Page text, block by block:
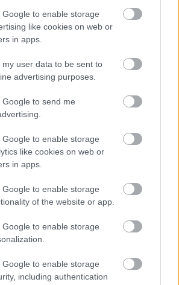
Google to enable storage
like cookies on web or
in apps.
my user data to be sent to
advertising purposes.
to send me
Google to enable storage
like cookies on web or
in apps.
Google to enable storage
of the website or app.
Google to enable storage
Google to enable storage
including authentication
minimális anyagi befektetéssel)
diagnosztikai eszközökké
appot írtak ilyen céllal, például
A Washington
fejlesztett új okostelefonos
nyomtatott kiegészítő, a
a hasnyálmirigyrák és más
lehet.
diák szétszedett három öreg
és egy szkennert,
saját 3D printert épített. Az egész
és barkácsolással, valamint kellő
bővülnek a lehetőségek.